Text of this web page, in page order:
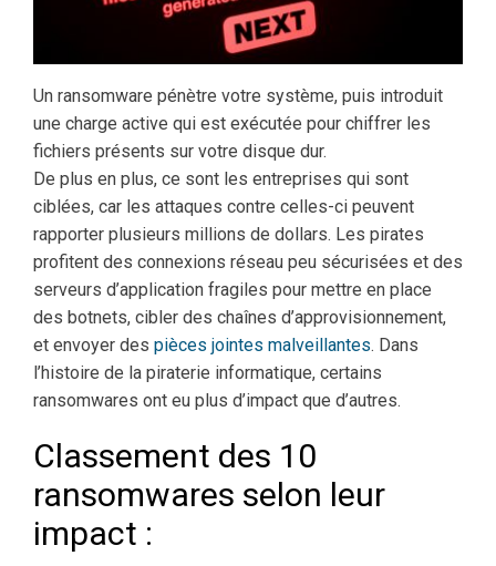
Un ransomware pénètre votre système, puis introduit
une charge active qui est exécutée pour chiffrer les
fichiers présents sur votre disque dur.
De plus en plus, ce sont les entreprises qui sont
ciblées, car les attaques contre celles-ci peuvent
rapporter plusieurs millions de dollars. Les pirates
profitent des connexions réseau peu sécurisées et des
serveurs d’application fragiles pour mettre en place
des botnets, cibler des chaînes d’approvisionnement,
et envoyer des pièces jointes malveillantes. Dans
l’histoire de la piraterie informatique, certains
ransomwares ont eu plus d’impact que d’autres.
Classement des 10
ransomwares selon leur
impact :